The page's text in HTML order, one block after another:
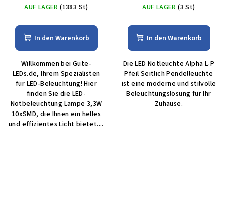
AUF LAGER(1383 St)
In den Warenkorb
Willkommen bei Gute-
LEDs.de, Ihrem Spezialisten
für LED-Beleuchtung! Hier
finden Sie die LED-
Notbeleuchtung Lampe 3,3W
10xSMD, die Ihnen ein helles
und effizientes Licht bietet....
AUF LAGER(3 St)
In den Warenkorb
Die LED Notleuchte Alpha L-P
Pfeil Seitlich Pendelleuchte
ist eine moderne und stilvolle
Beleuchtungslösung für Ihr
Zuhause.